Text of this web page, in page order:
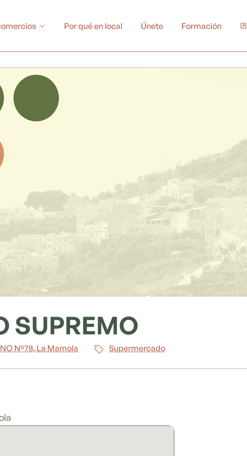
Abrir Buscador de comercios
Por qué en local Únete Formación
SUPREMO
Nº78, La Mamola Supermercado